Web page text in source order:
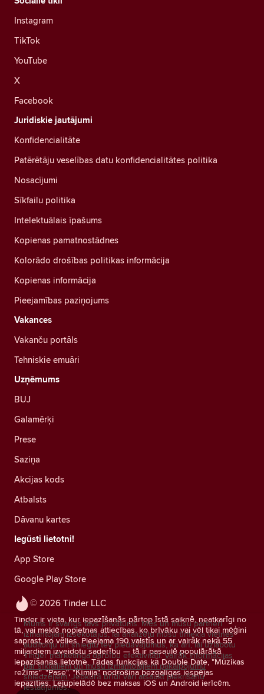
© 2026 Tinder LLC
Tinder ir vieta, kur iepazīšanās pārtop īstā saiknē, neatkarīgi no
tā, vai meklē nopietnas attiecības, ko brīvāku vai vēl tikai mēģini
saprast, ko vēlies. Pieejama 190 valstīs un ar vairāk nekā 55
miljardiem izveidotu saderību — tā ir pasaulē populārākā
iepazīšanās lietotne. Tādas funkcijas kā Double Date, "Mūzikas
režīms", "Pase", "Ķīmija" nodrošina bezgalīgas iespējas
iepazīties. Lejupielādē bez maksas iOS un Android ierīcēm.
Instagram
TikTok
YouTube
X
Facebook
Juridiskie jautājumi
Konfidencialitāte
Patērētāju veselības datu konfidencialitātes politika
Nosacījumi
Sīkfailu politika
Intelektuālais īpašums
Kopienas pamatnostādnes
Kolorādo drošības politikas informācija
Kopienas informācija
Pieejamības paziņojums
Vakances
Vakanču portāls
Tehniskie emuāri
Uzņēmums
BUJ
Galamērķi
Prese
Saziņa
Akcijas kods
Atbalsts
Dāvanu kartes
Iegūsti lietotni!
App Store
Google Play Store
Mums ir svarīgs tavs privātums. Mēs un mūsu partneri
izmantojam izsekotājus, lai analizētu mūsu tīmekļa vietnes
auditoriju un sniegtu tev piedāvājumus, kā arī, lai uzlabotu
Tinder mārketinga darbību efektivitāti. Vairāk informācijas
par sīkfailiem un mūsu izmantotajiem pakalpojumu
sniedzējiem. Jebkurā brīdī vari atsaukt piekrišanu
iestatījumos.